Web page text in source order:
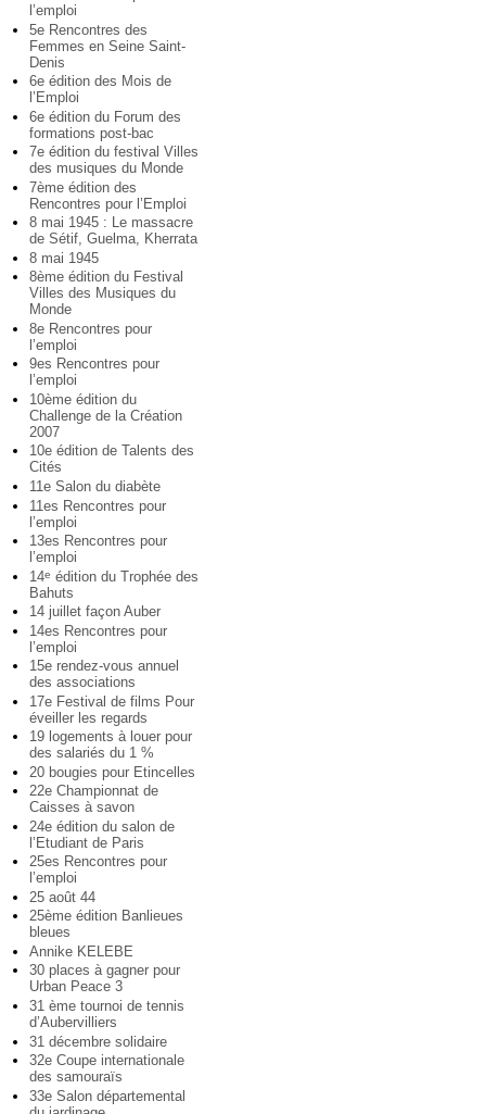
l’emploi
5e Rencontres des
Femmes en Seine Saint-
Denis
6e édition des Mois de
l’Emploi
6e édition du Forum des
formations post-bac
7e édition du festival Villes
des musiques du Monde
7ème édition des
Rencontres pour l’Emploi
8 mai 1945 : Le massacre
de Sétif, Guelma, Kherrata
8 mai 1945
8ème édition du Festival
Villes des Musiques du
Monde
8e Rencontres pour
l’emploi
9es Rencontres pour
l’emploi
10ème édition du
Challenge de la Création
2007
10e édition de Talents des
Cités
11e Salon du diabète
11es Rencontres pour
l’emploi
13es Rencontres pour
l’emploi
14e édition du Trophée des
Bahuts
14 juillet façon Auber
14es Rencontres pour
l’emploi
15e rendez-vous annuel
des associations
17e Festival de films Pour
éveiller les regards
19 logements à louer pour
des salariés du 1 %
20 bougies pour Etincelles
22e Championnat de
Caisses à savon
24e édition du salon de
l’Etudiant de Paris
25es Rencontres pour
l’emploi
25 août 44
25ème édition Banlieues
bleues
Annike KELEBE
30 places à gagner pour
Urban Peace 3
31 ème tournoi de tennis
d’Aubervilliers
31 décembre solidaire
32e Coupe internationale
des samouraïs
33e Salon départemental